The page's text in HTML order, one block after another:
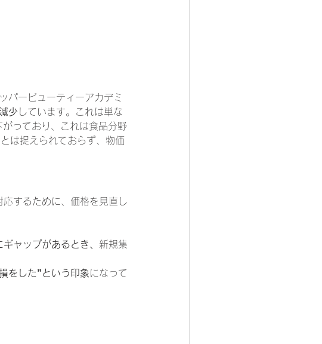
ービューティーアカデミ
少 しています。これは単な
っており、これは食品分野
は捉えられておらず、物価
するために、価格を見直し
ャップがあるとき、 新規集
をした”という印象になって